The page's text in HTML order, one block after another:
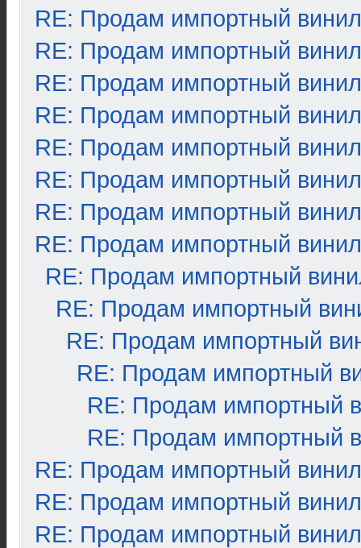
RE: Продам импортный винил
RE: Продам импортный винил
RE: Продам импортный винил
RE: Продам импортный винил
RE: Продам импортный винил
RE: Продам импортный винил
RE: Продам импортный винил
RE: Продам импортный винил
RE: Продам импортный
RE: Продам импортный
RE: Продам импортный
RE: Продам импортный
RE: Продам импортный
RE: Продам импортный
RE: Продам импортный винил
RE: Продам импортный винил
RE: Продам импортный винил